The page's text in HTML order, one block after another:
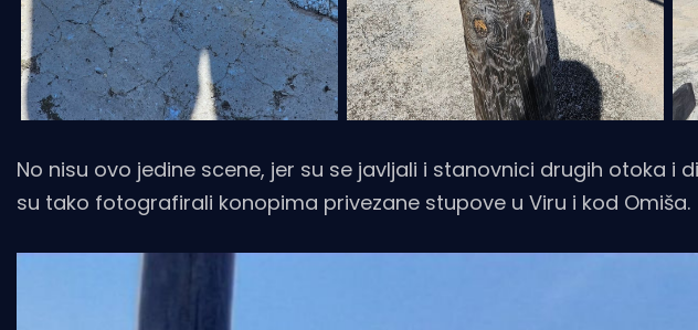
No nisu ovo jedine scene, jer su se javljali i stanovnici drugih otoka i
su tako fotografirali konopima privezane stupove u Viru i kod Omiša.